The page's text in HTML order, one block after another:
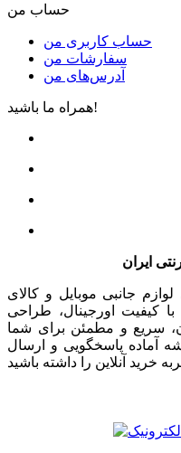
حساب من
حساب کاربری من
سفارشات من
آدرس‌های من
همراه ما باشید!
ایران
جانبی موبایل و کالای
کیفیت اورجینال، طراحی
سریع و مطمئن برای شما
آماده پاسخگویی و ارسال